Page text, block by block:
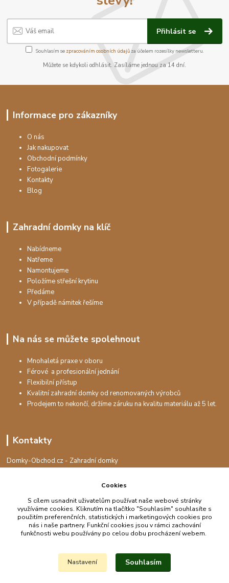
Přihlásit se
Souhlasím se zpracováním osobních údajůza účelem rozesílky newsletteru.
Můžete se kdykoli odhlásit. Zasíláme jednou za 14 dní.
Informace pro zákazníky
O nás
Jak nakupovat
Obchodní podmínky
Fotogalerie
Kontakty
Blog
Zahradní domky na klíč
Nabídneme
Natřeme
Namontujeme
Položíme střešní krytinu
Předáme
V případě námitek řešíme
Na nás se můžete spolehnout
Mnohaletá praxe v oboru
Férové a profesionální jednání
Flexibilní přístup
Kvalitní zahradní domky od renomovaných výrobců
Prodejem to nekončí, držíme záruku na kvalitu materiálu až 5 let.
Kontakty
Domky-Obchod.cz - Zahradní domky
+420 730 501 925
info@domky-obchod.cz
Upravit sběr cookies.
Cookies
S cílem usnadnit uživatelům používat naše webové stránky
využíváme cookies. Kliknutím na tlačítko "Souhlasím" souhlasíte s
použitím preferenčních, statistických i marketingových cookies pro
nás i naše partnery. Funkční cookies jsou v rámci zachování
funkčnosti webu používány po celou dobu procházení webem.
Nastavení Souhlasím